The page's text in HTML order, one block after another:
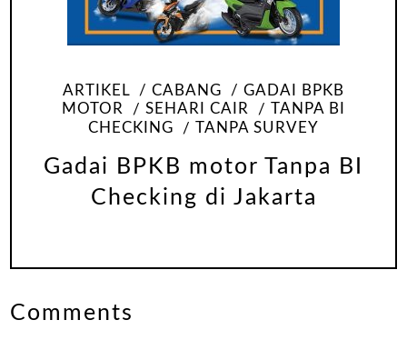
ARTIKEL CABANG
GADAI BPKB
MOTOR
SEHARI CAIR
TANPA BI
CHECKING
TANPA SURVEY
Gadai BPKB motor Tanpa BI
Checking di Jakarta
Comments